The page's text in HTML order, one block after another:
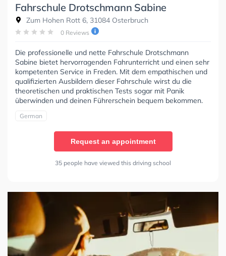
Fahrschule Drotschmann Sabine
Zum Hohen Rott 6, 31084 Osterbruch
0 Reviews
Die professionelle und nette Fahrschule Drotschmann
Sabine bietet hervorragenden Fahrunterricht und einen sehr
kompetenten Service in Freden. Mit dem empathischen und
qualifizierten Ausbildern dieser Fahrschule wirst du die
theoretischen und praktischen Tests sogar mit Panik
überwinden und deinen Führerschein bequem bekommen.
German
Request an appointment
35 people have viewed this driving school